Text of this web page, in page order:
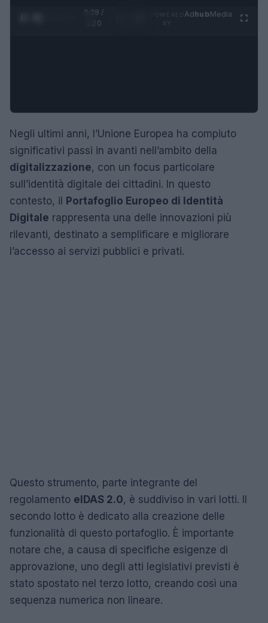
0:29 /
1:20
AdhubMedia
Negli ultimi anni, l’Unione Europea ha compiuto
significativi passi in avanti nell’ambito della
digitalizzazione, con un focus particolare
sull’identità digitale dei cittadini. In questo
contesto, il Portafoglio Europeo di Identità
Digitale rappresenta una delle innovazioni più
rilevanti, destinato a semplificare e migliorare
l’accesso ai servizi pubblici e privati.
Questo strumento, parte integrante del
regolamento eIDAS 2.0, è suddiviso in vari lotti. Il
secondo lotto è dedicato alla creazione delle
funzionalità di questo portafoglio. È importante
notare che, a causa di specifiche esigenze di
approvazione, uno degli atti legislativi previsti è
stato spostato nel terzo lotto, creando così una
sequenza numerica non lineare.